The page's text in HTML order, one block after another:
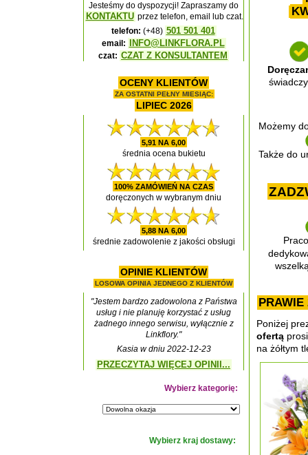
Jesteśmy do dyspozycji! Zapraszamy do
KONTAKTU przez telefon, email lub czat.
telefon: (+48) 501 501 401
email: INFO@LINKFLORA.PL
czat: CZAT Z KONSULTANTEM
OCENY KLIENTÓW
ZA OSTATNI PEŁNY MIESIĄC:
LIPIEC 2026
5,91 NA 6,00
średnia ocena bukietu
100% ZAMÓWIEŃ NA CZAS
doręczonych w wybranym dniu
5,88 NA 6,00
średnie zadowolenie z jakości obsługi
OPINIE KLIENTÓW
LOSOWA OPINIA JEDNEGO Z KLIENTÓW
"Jestem bardzo zadowolona z Państwa
usług i nie planuję korzystać z usług
żadnego innego serwisu, wyłącznie z
Linkflory."
Kasia w dniu 2022-12-23
PRZECZYTAJ WIĘCEJ OPINII...
Wybierz kategorię:
Wybierz kraj dostawy:
Możemy
Także do
PRAWIE
Poniżej
ofertą
na żółtym